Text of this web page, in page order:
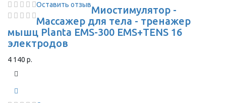
Оставить отзывМиостимулятор -
Массажер для тела - тренажер
мышц Planta EMS-300 EMS+TENS 16
электродов
4 140 р.